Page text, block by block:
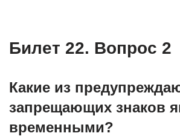
Билет 22. Вопрос 2
Какие из
запрещающих знаков
временными?